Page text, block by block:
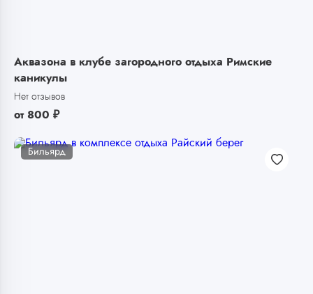
Аквазона в клубе загородного отдыха Римские
каникулы
Нет отзывов
от 800 ₽
Бильярд